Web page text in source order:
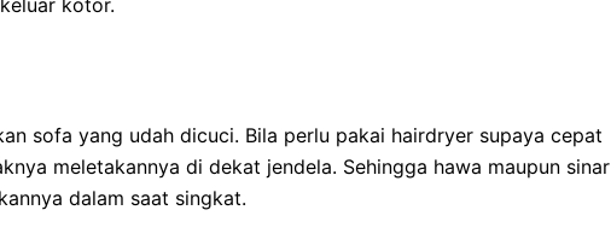
kotor.
sofa yang udah dicuci. Bila perlu pakai hairdryer supaya cepat
meletakannya di dekat jendela. Sehingga hawa maupun sinar
dalam saat singkat.